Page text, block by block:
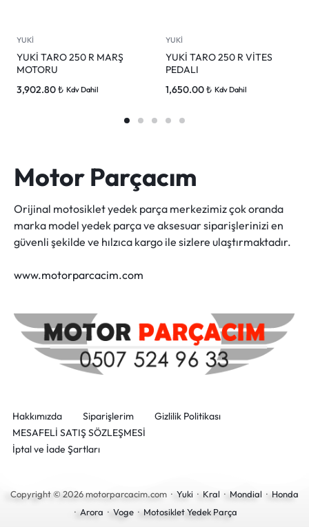
YUKİ
YUKİ TARO 250 R MARŞ
MOTORU
3,902.80₺ Kdv Dahil
YUKİ
YUKİ TARO 250 R VİTES
PEDALI
1,650.00₺ Kdv Dahil
Motor Parçacım
Orijinal motosiklet yedek parça merkezimiz çok oranda
marka model yedek parça ve aksesuar siparişlerinizi en
güvenli şekilde ve hılzıca kargo ile sizlere ulaştırmaktadır.
www.motorparcacim.com
Hakkımızda Siparişlerim
Gizlilik Politikası
MESAFELİ SATIŞ SÖZLEŞMESİ
İptal ve İade Şartları
Copyright © 2026 motorparcacim.com · Yuki · Kral · Mondial · Honda
· Arora · Voge· Motosiklet Yedek Parça